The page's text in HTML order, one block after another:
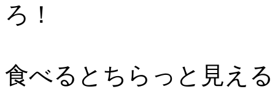
ろ！
食べるとちらっと見え